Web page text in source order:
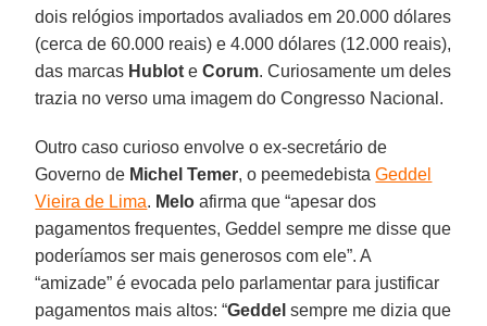
dois relógios importados avaliados em 20.000 dólares
(cerca de 60.000 reais) e 4.000 dólares (12.000 reais),
das marcas Hublot eCorum. Curiosamente um deles
trazia no verso uma imagem do Congresso Nacional.
Outro caso curioso envolve o ex-secretário de
Governo de Michel Temer, o peemedebistaGeddel
Vieira de Lima. Melo afirma que “apesar dos
pagamentos frequentes, Geddel sempre me disse que
poderíamos ser mais generosos com ele”. A
“amizade” é evocada pelo parlamentar para justificar
pagamentos mais altos: “Geddel sempre me dizia que